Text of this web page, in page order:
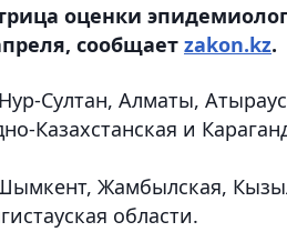
оценки
сообщает zakon.kz.
Султан, Алматы,
Казахстанская и
Жамбылская,
области.